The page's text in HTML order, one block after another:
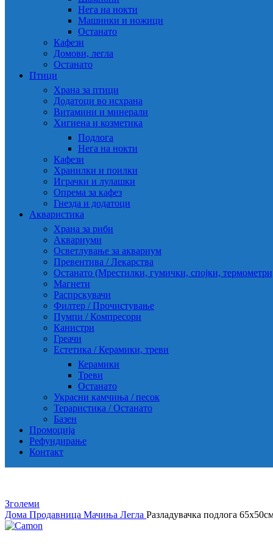
Нега на нокти
Машинки и ножици
Останато
Кафези
Домови, легла
Останато
Птици
Храна за птици
Додатоци во исхрана
Витамини и минерали
Хигиена и козметика
Подлога
Нега на нокти
Кафези
Хранилки и поилки
Играчки и лулашки
Опрема за кафез
Гнезда и додатоци
Акваристика
Храна за риби
Аквариуми
Осветлување за аквариум
Превентива / Лекарства
Останато (Мрестилки, гумички, спојки,
Магнети
Распрскувачи
Филтер / Прочистување
Пумпи / Компресори
Канистри
Греачи
Естетика / Керамики, треви
Керамики
Треви
Останато
Украсни камчиња / песок
Тераристика / Останато
Базен
Промоција
Рефундирање
Контакт
Зголеми
Дома Продавница Мачиња Легла Разладувачка подлога